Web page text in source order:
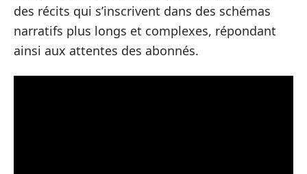
des récits qui s’inscrivent dans des schémas
narratifs plus longs et complexes, répondant
ainsi aux attentes des abonnés.